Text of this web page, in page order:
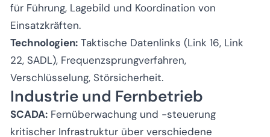
für Führung, Lagebild und Koordination von
Einsatzkräften.
Technologien: Taktische Datenlinks (Link 16, Link
22, SADL), Frequenzsprungverfahren,
Verschlüsselung, Störsicherheit.
Industrie und Fernbetrieb
SCADA: Fernüberwachung und -steuerung
kritischer Infrastruktur über verschiedene